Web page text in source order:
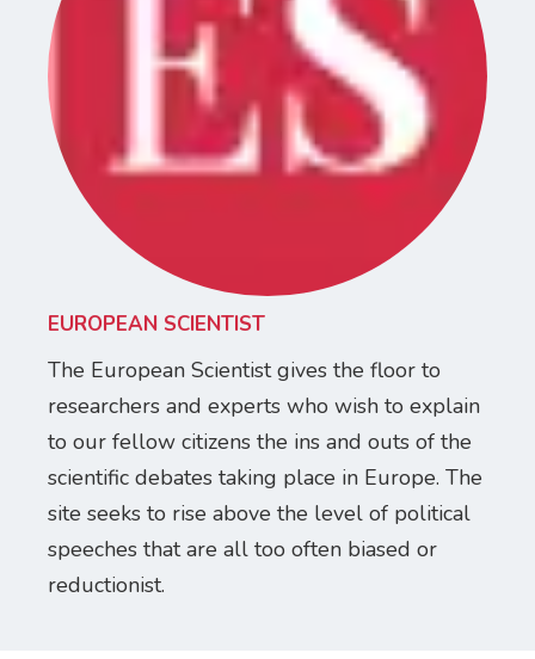
EUROPEAN SCIENTIST
The European Scientist gives the floor to
researchers and experts who wish to explain
to our fellow citizens the ins and outs of the
scientific debates taking place in Europe. The
site seeks to rise above the level of political
speeches that are all too often biased or
reductionist.